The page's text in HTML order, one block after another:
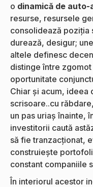
o dinamică de
resurse, resursele
consolidează poziția
durează, desigur;
altele definesc
distinge între zgomot
oportunitate
Chiar și acum, ideea
scrisoare..cu
un pas uriaș înainte,
investitorii caută
să fie tranzacționat,
construiește
constant companiile
În interiorul acestor